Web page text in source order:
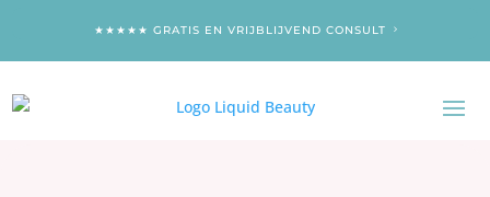
★★★★★ GRATIS EN VRIJBLIJVEND CONSULT